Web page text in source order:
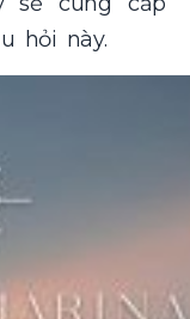
hỏi này.